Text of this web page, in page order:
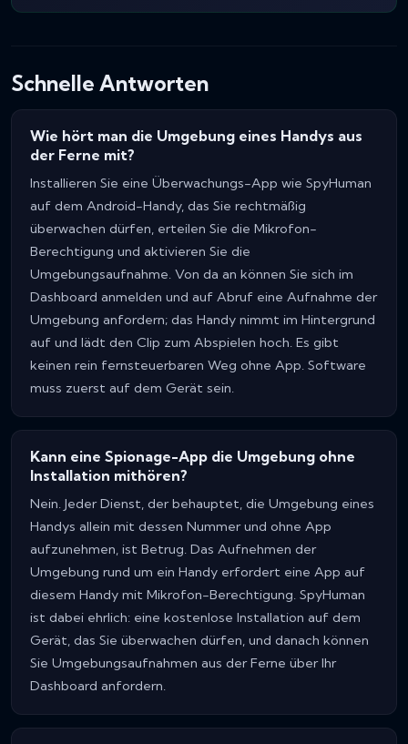
Schnelle Antworten
Wie hört man die Umgebung eines Handys aus
der Ferne mit?
Installieren Sie eine Überwachungs-App wie SpyHuman
auf dem Android-Handy, das Sie rechtmäßig
überwachen dürfen, erteilen Sie die Mikrofon-
Berechtigung und aktivieren Sie die
Umgebungsaufnahme. Von da an können Sie sich im
Dashboard anmelden und auf Abruf eine Aufnahme der
Umgebung anfordern; das Handy nimmt im Hintergrund
auf und lädt den Clip zum Abspielen hoch. Es gibt
keinen rein fernsteuerbaren Weg ohne App. Software
muss zuerst auf dem Gerät sein.
Kann eine Spionage-App die Umgebung ohne
Installation mithören?
Nein. Jeder Dienst, der behauptet, die Umgebung eines
Handys allein mit dessen Nummer und ohne App
aufzunehmen, ist Betrug. Das Aufnehmen der
Umgebung rund um ein Handy erfordert eine App auf
diesem Handy mit Mikrofon-Berechtigung. SpyHuman
ist dabei ehrlich: eine kostenlose Installation auf dem
Gerät, das Sie überwachen dürfen, und danach können
Sie Umgebungsaufnahmen aus der Ferne über Ihr
Dashboard anfordern.